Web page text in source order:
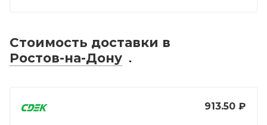
Стоимость доставки в
Ростов-на-Дону
913.50 ₽